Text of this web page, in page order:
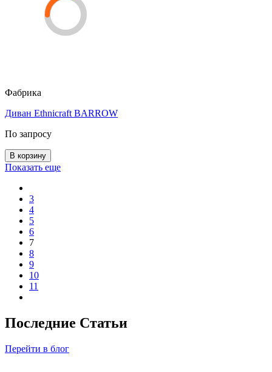
Фабрика
Диван Ethnicraft BARROW
По запросу
В корзину
Показать еще
3
4
5
6
7
8
9
10
11
Последние Статьи
Перейти в блог